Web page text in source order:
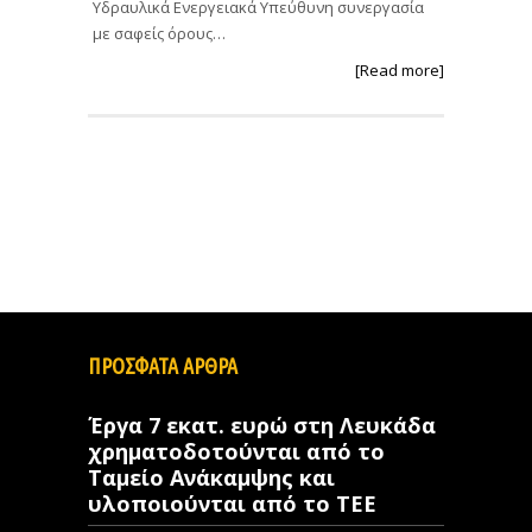
Υδραυλικά Ενεργειακά Υπεύθυνη συνεργασία
με σαφείς όρους…
[Read more]
ΠΡΟΣΦΑΤΑ ΑΡΘΡΑ
Έργα 7 εκατ. ευρώ στη Λευκάδα
χρηματοδοτούνται από το
Ταμείο Ανάκαμψης και
υλοποιούνται από το ΤΕΕ